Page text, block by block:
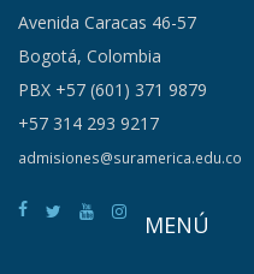
Avenida Caracas 46-57
Bogotá, Colombia
PBX +57 (601) 371 9879
+57 314 293 9217
admisiones@suramerica.edu.co
MENÚ